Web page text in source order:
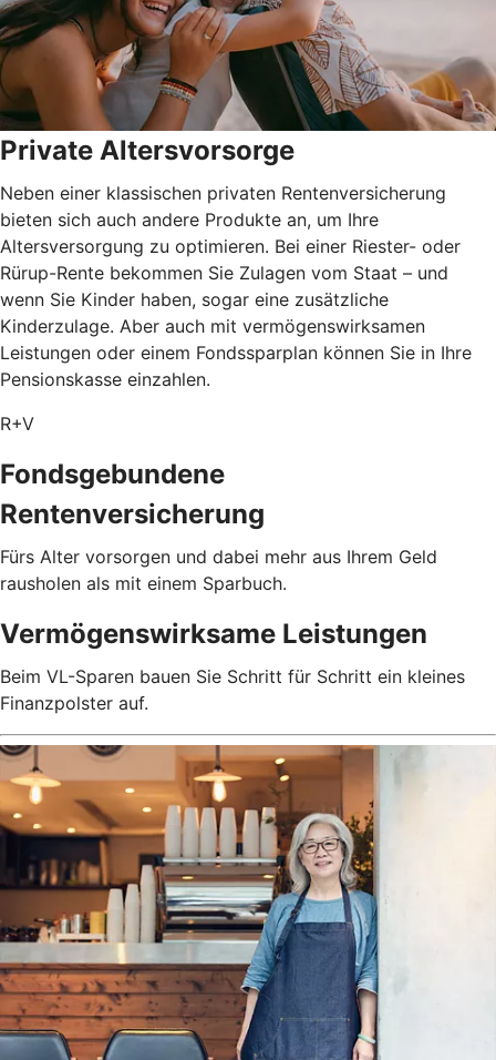
Private Altersvorsorge
Neben einer klassischen privaten Rentenversicherung
bieten sich auch andere Produkte an, um Ihre
Altersversorgung zu optimieren. Bei einer Riester- oder
Rürup-Rente bekommen Sie Zulagen vom Staat – und
wenn Sie Kinder haben, sogar eine zusätzliche
Kinderzulage. Aber auch mit vermögenswirksamen
Leistungen oder einem Fondssparplan können Sie in Ihre
Pensionskasse einzahlen.
R+V
Fondsgebundene
Rentenversicherung
Fürs Alter vorsorgen und dabei mehr aus Ihrem Geld
rausholen als mit einem Sparbuch.
Vermögenswirksame Leistungen
Beim VL-Sparen bauen Sie Schritt für Schritt ein kleines
Finanzpolster auf.